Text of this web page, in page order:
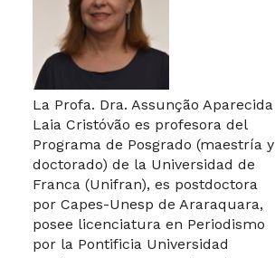
La Profa. Dra. Assunção Aparecida
Laia Cristóvão es profesora del
Programa de Posgrado (maestría y
doctorado) de la Universidad de
Franca (Unifran), es postdoctora
por Capes-Unesp de Araraquara,
posee licenciatura en Periodismo
por la Pontificia Universidad